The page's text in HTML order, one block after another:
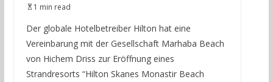
1 min read
Der globale Hotelbetreiber Hilton hat eine
Vereinbarung mit der Gesellschaft Marhaba Beach
von Hichem Driss zur Eröffnung eines
Strandresorts “Hilton Skanes Monastir Beach